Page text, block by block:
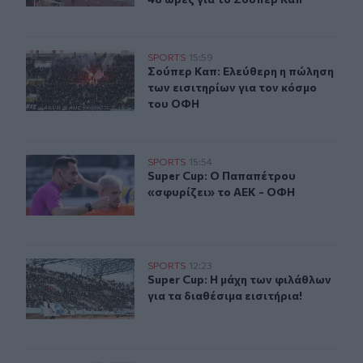
Σούπερ Καπ: Ελεύθερη η πώληση των εισιτηρίων για
SPORTS 15:59
Σούπερ Καπ: Ελεύθερη η πώληση
Σούπερ Καπ: Ελεύθερη η πώληση
των εισιτηρίων για τον κόσμο
του ΟΦΗ
Super Cup: Ο Παπαπέτρου «σφυρίζει» το ΑΕΚ - ΟΦΗ
SPORTS 15:54
Super Cup: Ο Παπαπέτρου
Super Cup: Ο Παπαπέτρου
«σφυρίζει» το ΑΕΚ - ΟΦΗ
Super Cup: Η μάχη των φιλάθλων για τα διαθέσιμα
SPORTS 12:23
Super Cup: Η μάχη των φιλάθλων
Super Cup: Η μάχη των φιλάθλων
για τα διαθέσιμα εισιτήρια!